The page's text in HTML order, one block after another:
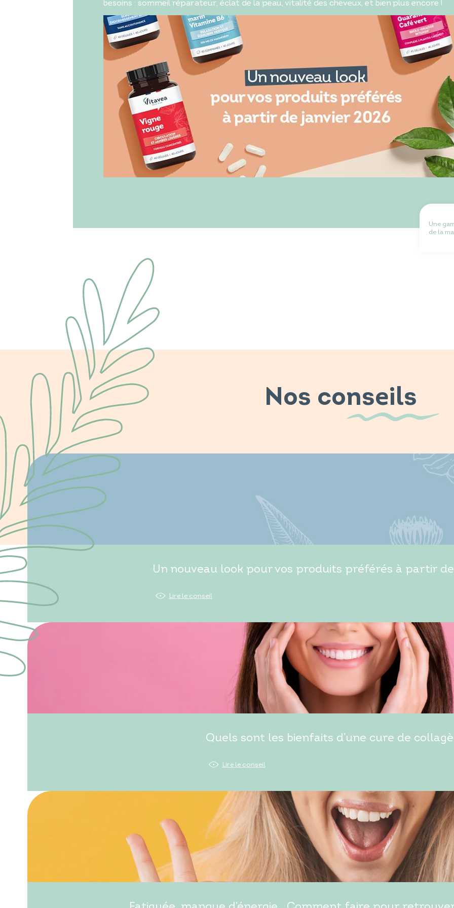
besoins : sommeil réparateur, éclat de la peau, vitalité des cheveux, et bien plus encore !
Une
de la
Nos conseils
Un nouveau look pour vos produits préférés à partir
Lire le conseil
Quels sont les bienfaits d’une cure de
Lire le conseil